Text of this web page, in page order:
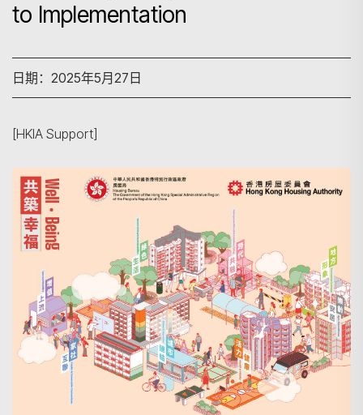
搜寻
to Implementation
日期：2025年5月27日
[HKIA Support]